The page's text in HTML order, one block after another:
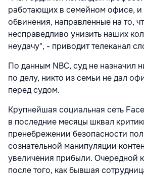
работающих в семейном офисе, и
обвинения, направленные на то,
несправедливо унизить наших
неудачу", - приводит телеканал
По данным NBC, суд не назначил
по делу, никто из семьи не дал
перед судом.
Крупнейшая социальная сеть
в последние месяцы шквал
пренебрежении безопасности
сознательной манипуляции
увеличения прибыли. Очередной
после того, как бывшая